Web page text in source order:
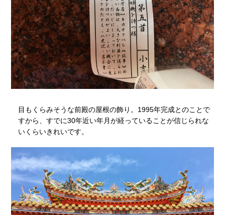
目もくらみそうな前殿の屋根の飾り。1995年完成とのことで
すから、すでに30年近い年月が経っていることが信じられな
いくらいきれいです。